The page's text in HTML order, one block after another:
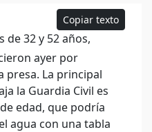
Copiar texto
de 32 y 52 años,
ayer por
presa. La principal
la Guardia Civil es
edad, que podría
agua con una tabla